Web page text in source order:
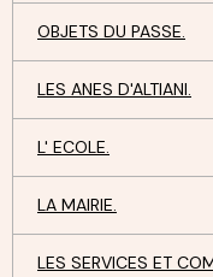
OBJETS DU PASSE.
LES ANES D'ALTIANI.
L' ECOLE.
LA MAIRIE.
LES SERVICES ET